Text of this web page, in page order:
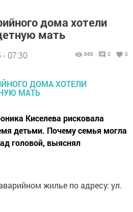
дома хотели
мать
07:30 868 0 0
Киселева рисковала
детьми. Почему семья могла
головой, выяснял
жилье по адресу: ул.